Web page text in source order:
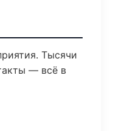
Тысячи
— всё в